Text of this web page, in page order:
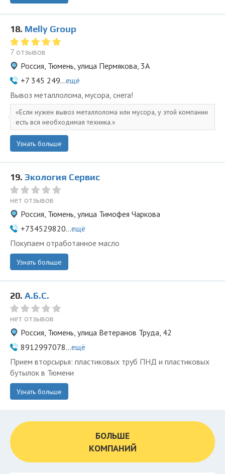
18. Melly Group
7 отзывов
Россия, Тюмень, улица Пермякова, 3А
+7 345 249...ещё
Вывоз металлолома, мусора, снега!
Если нужен вывоз металлолома или мусора, у этой компании
есть вся необходимая техника.
Узнать больше
19. Экология Сервис
нет отзывов
Россия, Тюмень, улица Тимофея Чаркова
+734529820...ещё
Покупаем отработанное масло
Узнать больше
20. А.Б.С.
нет отзывов
Россия, Тюмень, улица Ветеранов Труда, 42
8912997078...ещё
Прием вторсырья: пластиковых труб ПНД и пластиковых
бутылок в Тюмени
Узнать больше
БОЛЬШЕ
КОМПАНИЙ